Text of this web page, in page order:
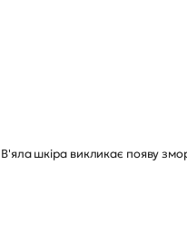
В'яла шкіра викликає появу